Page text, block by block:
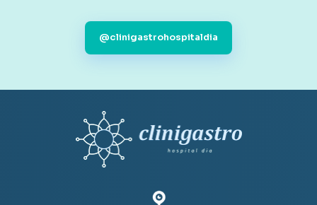
@clinigastrohospitaldia